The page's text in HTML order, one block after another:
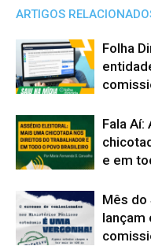
ARTIGOS
Folha
Fala
e em
Mês do
lançam